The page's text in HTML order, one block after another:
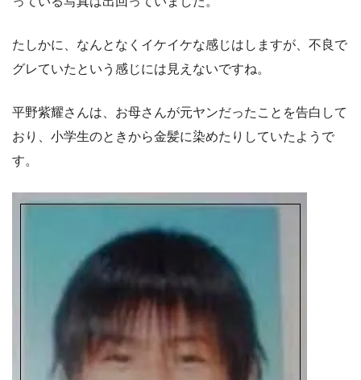
たしかに、なんとなくイケイケな感じはしますが、不良で
グレていたという感じには見えないですね。
平野紫耀さんは、お母さんが元ヤンだったことを告白して
おり、小学生のときから金髪に染めたりしていたようで
す。